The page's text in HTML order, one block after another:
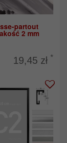
partout
2 mm
19,45 zł *